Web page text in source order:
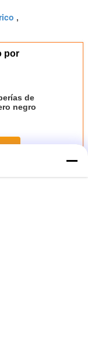
,
por
de
negro
a tope